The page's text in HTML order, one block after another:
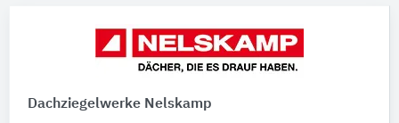
Dachziegelwerke Nelskamp